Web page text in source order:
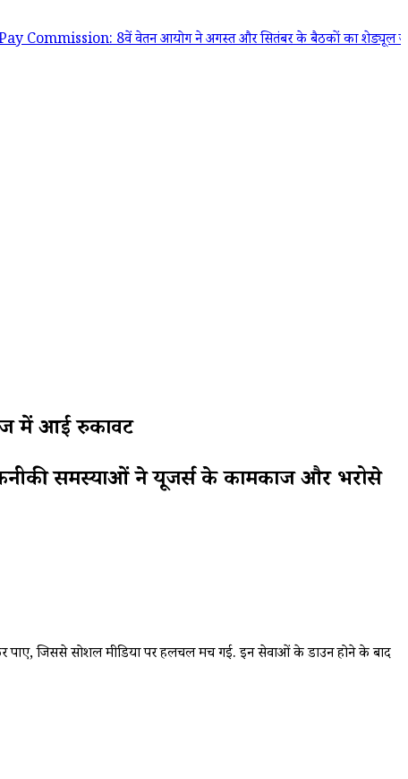
8वें वेतन आयोग ने अगस्त और सितंबर के बैठकों का शेड्यूल जारी
में आई रुकावट
समस्याओं ने यूजर्स के कामकाज और भरोसे
पाए, जिससे सोशल मीडिया पर हलचल मच गई. इन सेवाओं के डाउन होने के बाद